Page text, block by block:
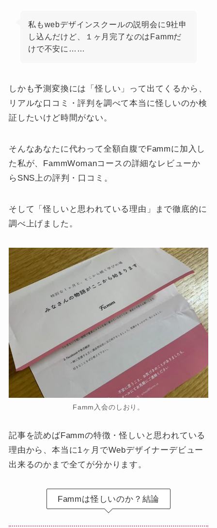
私もwebデザインスクールの説明会に9社申
し込んだけど、１ヶ月完了なのはFammだ
けで不安に……
しかも予測変換には「怪しい」って出てくるから、
リアルな口コミ・評判を調べて本当に怪しいのか検
証したいけど時間がない。
そんなあなたに代わって全額自腹でFammに加入し
た私が、FammWomanコースの詳細なレビューか
らSNS上の評判・口コミ。
そして「怪しいと思われている理由」まで徹底的に
調べ上げました。
Famm入会のしおり。
記事を読めばFammの特徴・怪しいと思われている
理由から、本当に1ヶ月でWebデザイナーデビュー
出来るのかまで全てが分かります。
Fammは怪しいのか？結論